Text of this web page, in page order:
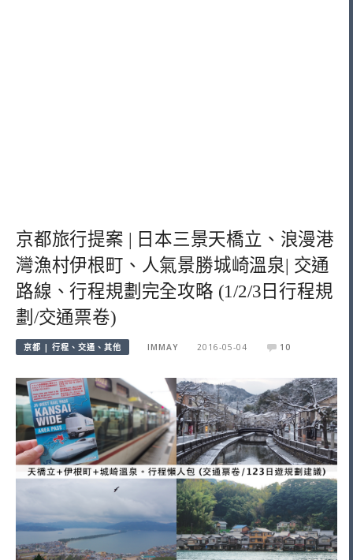
京都旅行提案 | 日本三景天橋立、浪漫港
灣漁村伊根町、人氣景勝城崎溫泉| 交通
路線、行程規劃完全攻略 (1/2/3日行程規
劃/交通票卷)
京都 | 行程、交通、其他 IMMAY 2016-05-04 10